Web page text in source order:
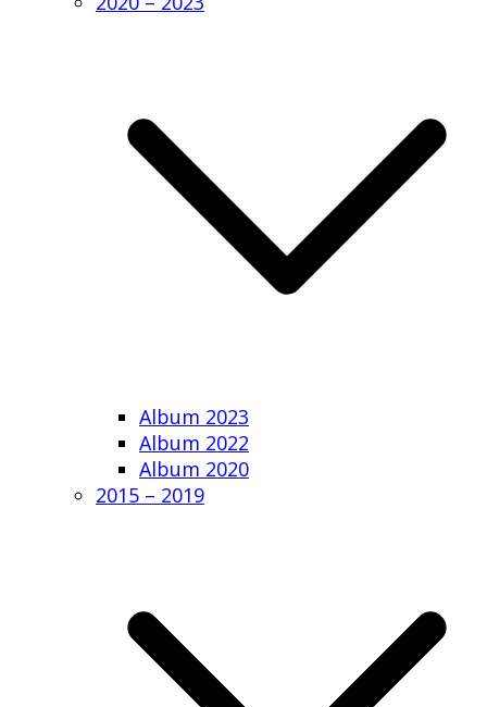
Album 2023
Album 2022
Album 2020
2015 – 2019